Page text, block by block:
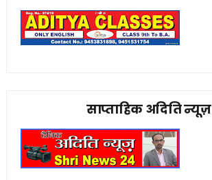
साप्ताहिक अदिति न्यूज़